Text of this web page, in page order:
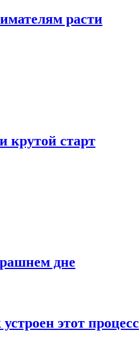
расти
крутой старт
дне
этот процесс